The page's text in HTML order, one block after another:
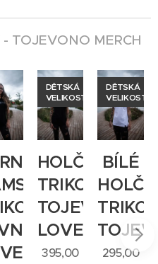
TOJEVONO MERCH
HOLČIČÍ
TRIKO
TOJEVONO
LOVE
DĚTSKÁ
VELIKOST
395,00
BÍLÉ
TRIKO
DĚTSKÁ
VELIKOST
295,00